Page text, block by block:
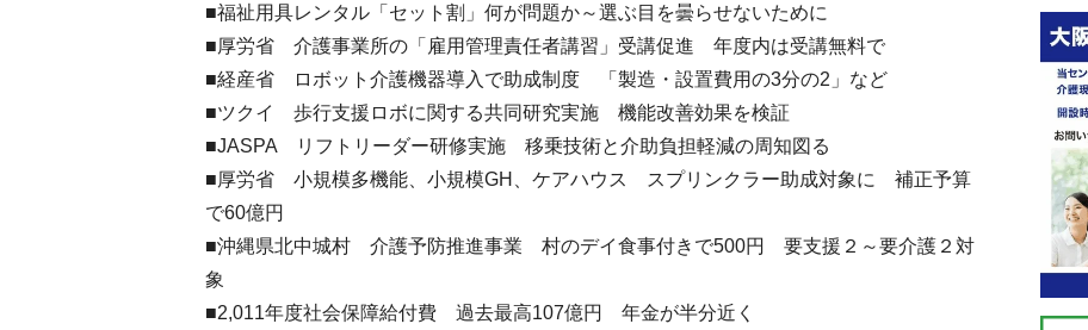
■福祉用具レンタル「セット割」何が問題か～選ぶ目を曇らせないために
■厚労省 介護事業所の「雇用管理責任者講習」受講促進 年度内は受講無料で
■経産省 ロボット介護機器導入で助成制度 「製造・設置費用の3分の2」など
■ツクイ 歩行支援ロボに関する共同研究実施 機能改善効果を検証
■JASPA リフトリーダー研修実施 移乗技術と介助負担軽減の周知図る
■厚労省 小規模多機能、小規模GH、ケアハウス スプリンクラー助成対象に 補正予算
で60億円
■沖縄県北中城村 介護予防推進事業 村のデイ食事付きで500円 要支援２～要介護２対
象
■2,011年度社会保障給付費 過去最高107億円 年金が半分近く